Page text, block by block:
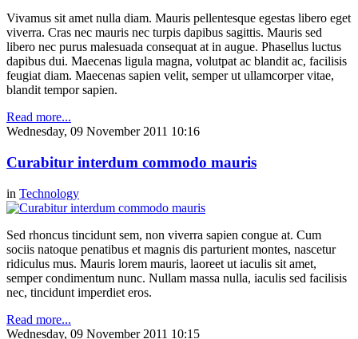
Vivamus sit amet nulla diam. Mauris pellentesque egestas libero eget
viverra. Cras nec mauris nec turpis dapibus sagittis. Mauris sed
libero nec purus malesuada consequat at in augue. Phasellus luctus
dapibus dui. Maecenas ligula magna, volutpat ac blandit ac, facilisis
feugiat diam. Maecenas sapien velit, semper ut ullamcorper vitae,
blandit tempor sapien.
Read more...
Wednesday, 09 November 2011 10:16
Curabitur interdum commodo mauris
in Technology
Sed rhoncus tincidunt sem, non viverra sapien congue at. Cum
sociis natoque penatibus et magnis dis parturient montes, nascetur
ridiculus mus. Mauris lorem mauris, laoreet ut iaculis sit amet,
semper condimentum nunc. Nullam massa nulla, iaculis sed facilisis
nec, tincidunt imperdiet eros.
Read more...
Wednesday, 09 November 2011 10:15